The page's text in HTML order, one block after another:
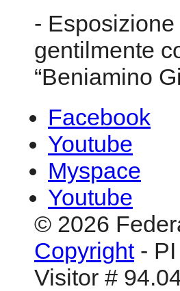
-
gentilmente
“Beniamino
Facebook
Youtube
Myspace
Youtube
© 2026
Copyright- PI
Visitor #